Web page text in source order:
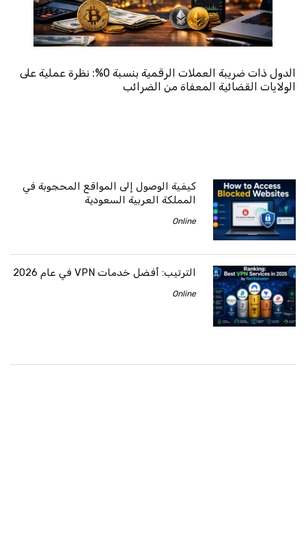
الدول ذات ضريبة العملات الرقمية بنسبة 0%: نظرة عملية على
الولايات القضائية المعفاة من الضرائب
كيفية الوصول إلى المواقع المحجوبة في
المملكة العربية السعودية
Online
الترتيب: أفضل خدمات VPN في عام 2026
Online